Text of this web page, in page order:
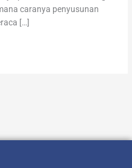
caranya penyusunan
[…]